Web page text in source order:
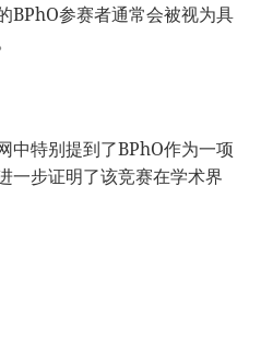
BPhO参赛者通常会被视为具
中特别提到了BPhO作为一项
一步证明了该竞赛在学术界